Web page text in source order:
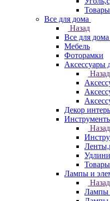
Все для дома
Назад
Все для дома
Мебель
Фоторамки
Аксессуары
Назад
Декор
Назад
Лампы и
Назад
Лампы